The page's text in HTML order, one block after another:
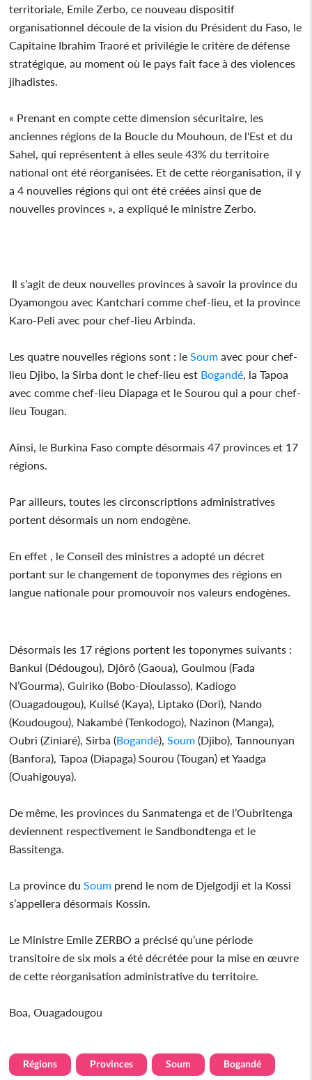
territoriale, Emile Zerbo, ce nouveau dispositif
organisationnel découle de la vision du Président du Faso, le
Capitaine Ibrahim Traoré et privilégie le critère de défense
stratégique, au moment où le pays fait face à des violences
jihadistes.
« Prenant en compte cette dimension sécuritaire, les
anciennes régions de la Boucle du Mouhoun, de l'Est et du
Sahel, qui représentent à elles seule 43% du territoire
national ont été réorganisées. Et de cette réorganisation, il y
a 4 nouvelles régions qui ont été créées ainsi que de
nouvelles provinces », a expliqué le ministre Zerbo.
Il s’agit de deux nouvelles provinces à savoir la province du
Dyamongou avec Kantchari comme chef-lieu, et la province
Karo-Peli avec pour chef-lieu Arbinda.
Les quatre nouvelles régions sont : leSoum avec pour chef-
lieu Djibo, la Sirba dont le chef-lieu est Bogandé, la Tapoa
avec comme chef-lieu Diapaga et le Sourou qui a pour chef-
lieu Tougan.
Ainsi, le Burkina Faso compte désormais 47 provinces et 17
régions.
Par ailleurs, toutes les circonscriptions administratives
portent désormais un nom endogène.
En effet , le Conseil des ministres a adopté un décret
portant sur le changement de toponymes des régions en
langue nationale pour promouvoir nos valeurs endogènes.
Désormais les 17 régions portent les toponymes suivants :
Bankui (Dédougou), Djôrô (Gaoua), Goulmou (Fada
N’Gourma), Guiriko (Bobo-Dioulasso), Kadiogo
(Ouagadougou), Kuilsé (Kaya), Liptako (Dori), Nando
(Koudougou), Nakambé (Tenkodogo), Nazinon (Manga),
Oubri (Ziniaré), Sirba (Bogandé),Soum (Djibo), Tannounyan
(Banfora), Tapoa (Diapaga) Sourou (Tougan) et Yaadga
(Ouahigouya).
De même, les provinces du Sanmatenga et de l’Oubritenga
deviennent respectivement le Sandbondtenga et le
Bassitenga.
La province duSoum prend le nom de Djelgodji et la Kossi
s’appellera désormais Kossin.
Le Ministre Emile ZERBO a précisé qu’une période
transitoire de six mois a été décrétée pour la mise en œuvre
de cette réorganisation administrative du territoire.
Boa, Ouagadougou
Régions Provinces Soum Bogandé